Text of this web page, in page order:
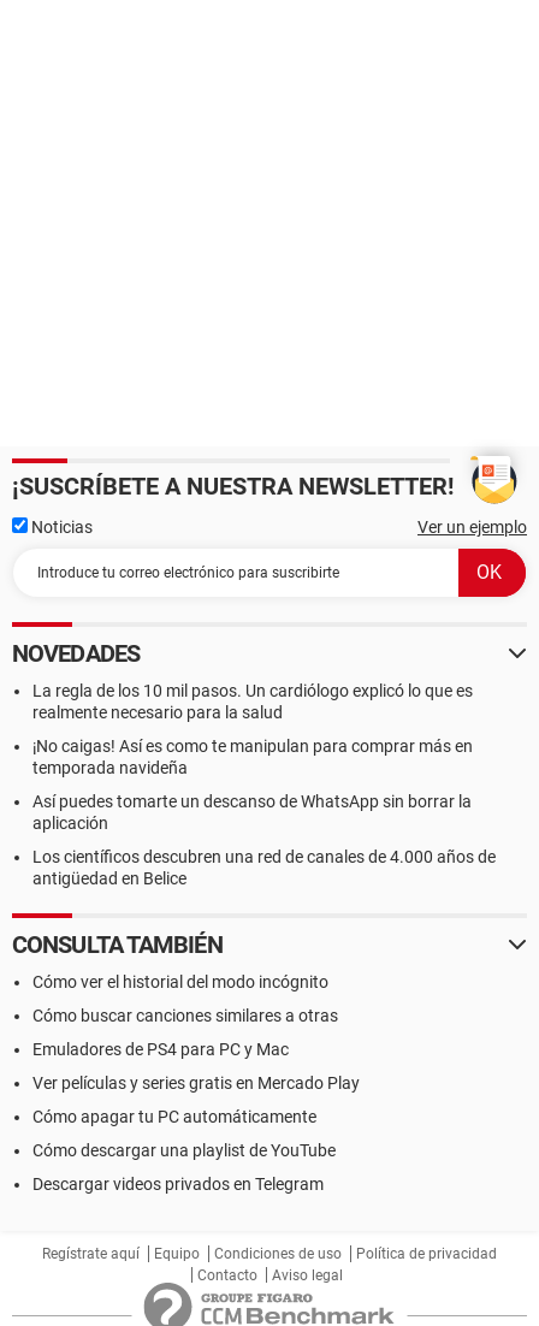
¡SUSCRÍBETE A NUESTRA NEWSLETTER!
Noticias Ver un ejemplo
NOVEDADES
La regla de los 10 mil pasos. Un cardiólogo explicó lo que es
realmente necesario para la salud
¡No caigas! Así es como te manipulan para comprar más en
temporada navideña
Así puedes tomarte un descanso de WhatsApp sin borrar la
aplicación
Los científicos descubren una red de canales de 4.000 años de
antigüedad en Belice
CONSULTA TAMBIÉN
Cómo ver el historial del modo incógnito
Cómo buscar canciones similares a otras
Emuladores de PS4 para PC y Mac
Ver películas y series gratis en Mercado Play
Cómo apagar tu PC automáticamente
Cómo descargar una playlist de YouTube
Descargar videos privados en Telegram
Regístrate aquí Equipo Condiciones de uso
Política de privacidad
Contacto
Aviso legal